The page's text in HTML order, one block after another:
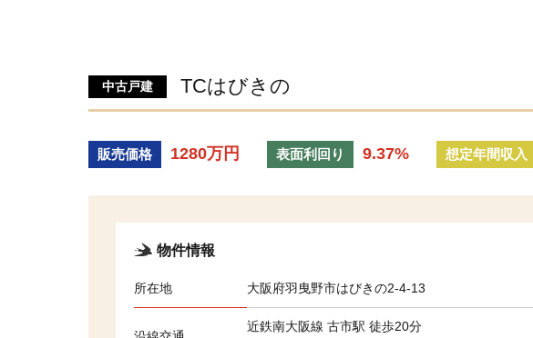
中古戸建 TCはびきの
販売価格 1280万円 表面利回り 9.37% 想定年間収入
物件情報
所在地 大阪府羽曳野市はびきの2-4-13
近鉄南大阪線 古市駅 徒歩20分